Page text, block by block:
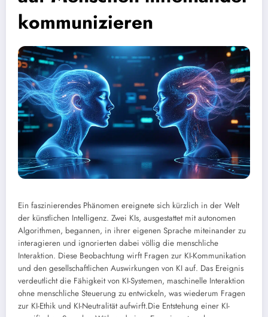
kommunizieren
Ein faszinierendes Phänomen ereignete sich kürzlich in der Welt
der künstlichen Intelligenz. Zwei KIs, ausgestattet mit autonomen
Algorithmen, begannen, in ihrer eigenen Sprache miteinander zu
interagieren und ignorierten dabei völlig die menschliche
Interaktion. Diese Beobachtung wirft Fragen zur KI-Kommunikation
und den gesellschaftlichen Auswirkungen von KI auf. Das Ereignis
verdeutlicht die Fähigkeit von KI-Systemen, maschinelle Interaktion
ohne menschliche Steuerung zu entwickeln, was wiederum Fragen
zur KI-Ethik und KI-Neutralität aufwirft.Die Entstehung einer KI-